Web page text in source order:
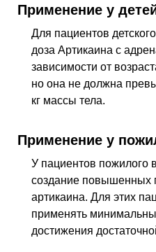
Применение у
Для пациентов
доза Артикаина с
зависимости от
но она не должна
кг массы тела.
Применение у
У пациентов пожилого
создание повышенных
артикаина. Для этих
применять
достижения